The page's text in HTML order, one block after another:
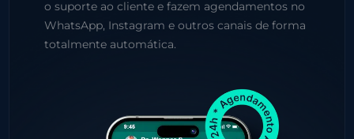
o suporte ao cliente e fazem agendamentos no
WhatsApp, Instagram e outros canais de forma
totalmente automática.